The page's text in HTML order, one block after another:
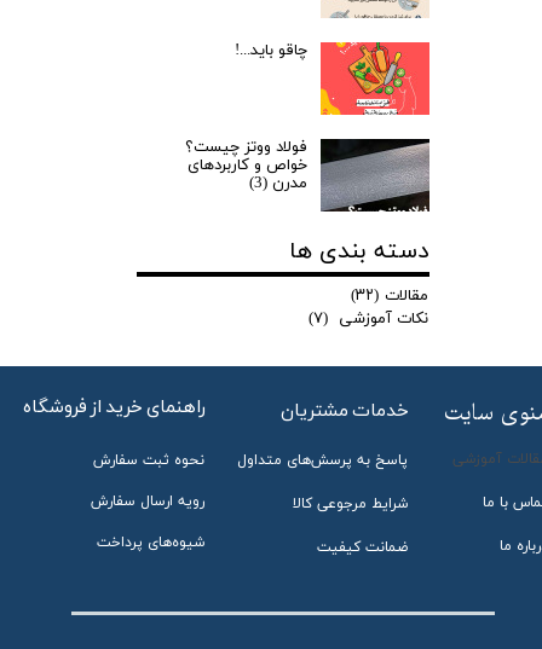
چاقو باید...!
فولاد ووتز چیست؟
خواص و کاربردهای
مدرن (3)
دسته بندی ها
مقالات (۳۲)
نکات آموزشی (۷)
راهنمای خرید از فروشگاه
نحوه ثبت سفارش
رویه ارسال سفارش
شیوه‌های پرداخت
خدمات مشتریان
پاسخ به پرسش‌های متداول
شرایط مرجوعی کالا
ضمانت کیفیت
آموزشی
با ما
ما
سایت